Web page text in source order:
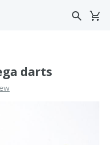
darts